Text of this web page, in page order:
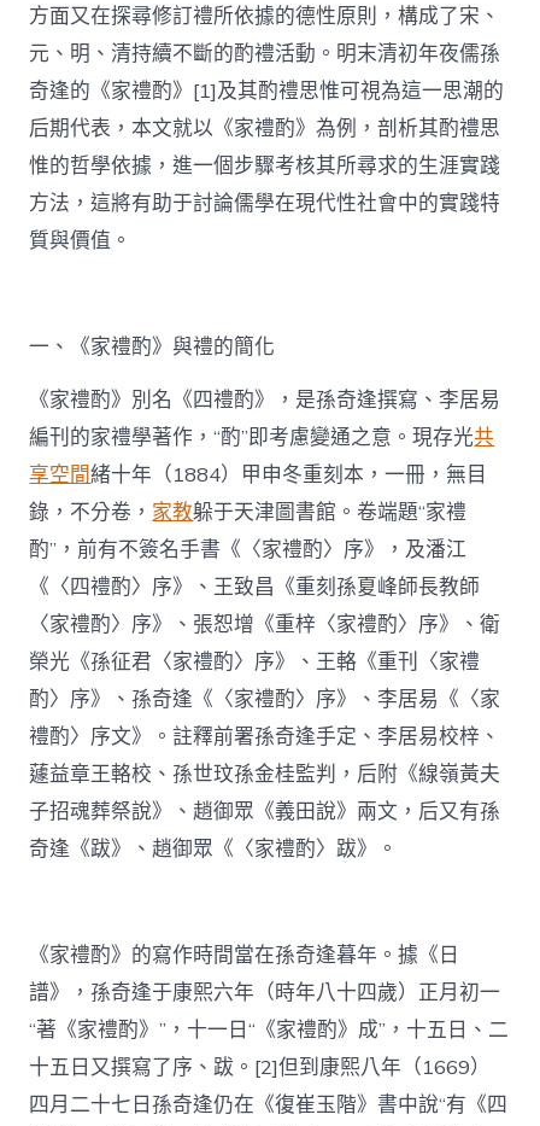
方面又在探尋修訂禮所依據的德性原則，構成了宋、
元、明、清持續不斷的酌禮活動。明末清初年夜儒孫
奇逢的《家禮酌》[1]及其酌禮思惟可視為這一思潮的
后期代表，本文就以《家禮酌》為例，剖析其酌禮思
惟的哲學依據，進一個步驟考核其所尋求的生涯實踐
方法，這將有助于討論儒學在現代性社會中的實踐特
質與價值。
一、《家禮酌》與禮的簡化
《家禮酌》別名《四禮酌》，是孫奇逢撰寫、李居易
編刊的家禮學著作，“酌”即考慮變通之意。現存光共
享空間緒十年（1884）甲申冬重刻本，一冊，無目
錄，不分卷， 家教躲于天津圖書館。卷端題“家禮
酌”，前有不簽名手書《〈家禮酌〉序》，及潘江
《〈四禮酌〉序》、王致昌《重刻孫夏峰師長教師
〈家禮酌〉序》、張恕增《重梓〈家禮酌〉序》、衛
榮光《孫征君〈家禮酌〉序》、王輅《重刊〈家禮
酌〉序》、孫奇逢《〈家禮酌〉序》、李居易《〈家
禮酌〉序文》。註釋前署孫奇逢手定、李居易校梓、
蘧益章王輅校、孫世玟孫金桂監判，后附《線嶺黃夫
子招魂葬祭說》、趙御眾《義田說》兩文，后又有孫
奇逢《跋》、趙御眾《〈家禮酌〉跋》。
《家禮酌》的寫作時間當在孫奇逢暮年。據《日
譜》，孫奇逢于康熙六年（時年八十四歲）正月初一
“著《家禮酌》”，十一日“《家禮酌》成”，十五日、二
十五日又撰寫了序、跋。[2]但到康熙八年（1669）
四月二十七日孫奇逢仍在《復崔玉階》書中說“有《四